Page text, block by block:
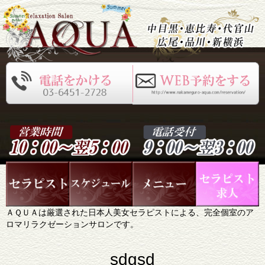
ＡＱＵＡは厳選された日本人美女セラピストによる、完全個室のア
ロマリラクゼーションサロンです。
sdgsd